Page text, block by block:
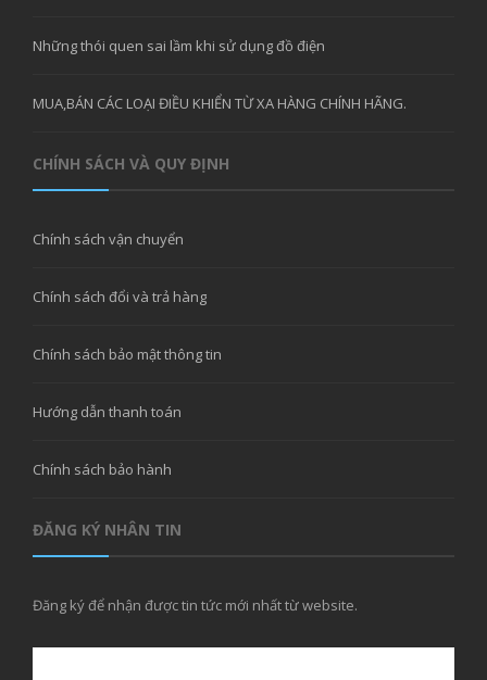
Những thói quen sai lầm khi sử dụng đồ điện
MUA,BÁN CÁC LOẠI ĐIỀU KHIỂN TỪ XA HÀNG CHÍNH HÃNG.
CHÍNH SÁCH VÀ QUY ĐỊNH
Chính sách vận chuyển
Chính sách đổi và trả hàng
Chính sách bảo mật thông tin
Hướng dẫn thanh toán
Chính sách bảo hành
ĐĂNG KÝ NHÂN TIN
Đăng ký để nhận được tin tức mới nhất từ website.